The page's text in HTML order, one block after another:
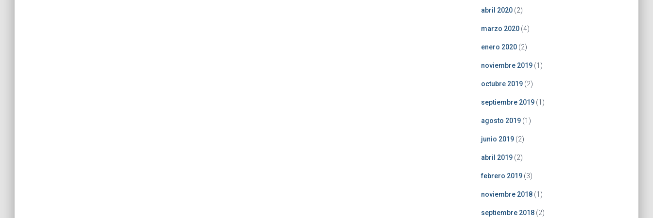
abril 2020(2)
marzo 2020(4)
enero 2020(2)
noviembre 2019(1)
octubre 2019(2)
septiembre 2019(1)
agosto 2019(1)
junio 2019(2)
abril 2019(2)
febrero 2019(3)
noviembre 2018(1)
septiembre 2018(2)